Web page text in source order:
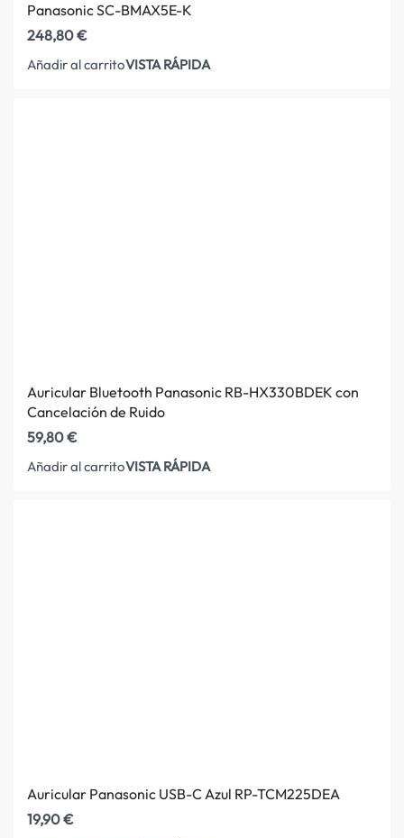
Panasonic SC-BMAX5E-K
248,80€
Añadir al carritoVISTA RÁPIDA
Auricular Bluetooth Panasonic RB-HX330BDEK con
Cancelación de Ruido
59,80€
Añadir al carritoVISTA RÁPIDA
Auricular Panasonic USB-C Azul RP-TCM225DEA
19,90€